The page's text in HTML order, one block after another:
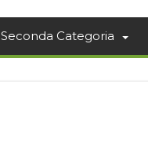
Seconda Categoria